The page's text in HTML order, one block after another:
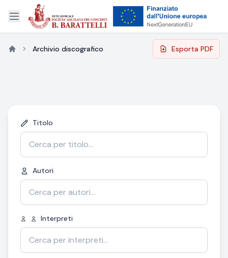
Archivio discografico Esporta PDF
Titolo
Autori
Interpreti